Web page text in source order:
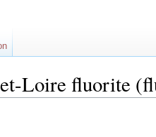
Loire fluorite